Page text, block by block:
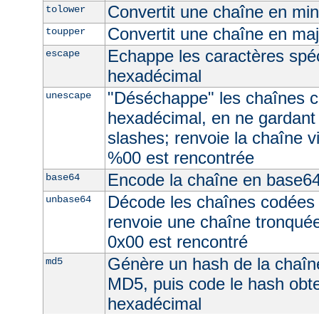
tolower Convertit une chaîne en
toupper Convertit une chaîne en
escape
Echappe les caractères
hexadécimal
unescape
"Déséchappe" les chaînes
hexadécimal, en ne
slashes; renvoie la chaîne
%00 est rencontrée
base64 Encode la chaîne en
unbase64
Décode les chaînes
renvoie une chaîne
0x00 est rencontré
md5
Génère un hash de la
MD5, puis code le hash
hexadécimal